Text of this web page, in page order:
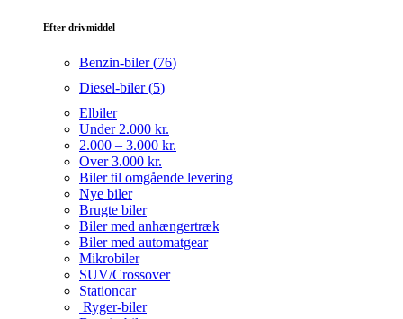
Efter drivmiddel
Benzin-biler (76)
Diesel-biler (5)
Elbiler
Under 2.000 kr.
2.000 – 3.000 kr.
Over 3.000 kr.
Biler til omgående levering
Nye biler
Brugte biler
Biler med anhængertræk
Biler med automatgear
Mikrobiler
SUV/Crossover
Stationcar
Ryger-biler